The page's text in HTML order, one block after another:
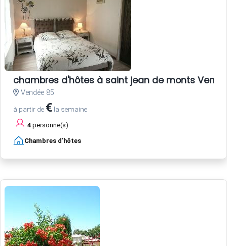
chambres d'hôtes à saint jean de monts
Vendée 85
à partir de € la semaine
4 personne(s)
Chambres d'hôtes